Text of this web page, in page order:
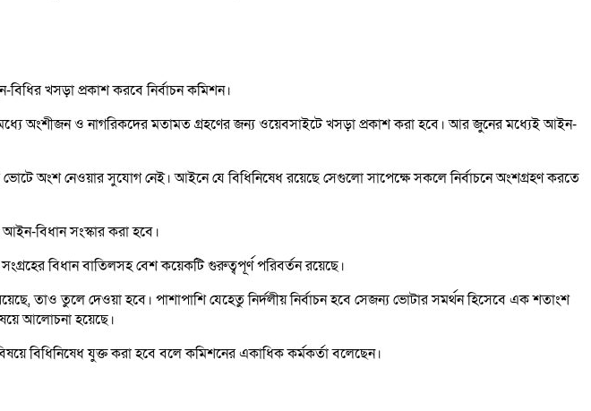
খসড়া প্রকাশ করবে নির্বাচন কমিশন।
অংশীজন ও নাগরিকদের মতামত গ্রহণের জন্য ওয়েবসাইটে খসড়া প্রকাশ করা হবে। আর জুনের মধ্যেই আইন-
অংশ নেওয়ার সুযোগ নেই। আইনে যে বিধিনিষেধ রয়েছে সেগুলো সাপেক্ষে সকলে নির্বাচনে অংশগ্রহণ করতে
আইন-বিধান সংস্কার করা হবে।
সংগ্রহের বিধান বাতিলসহ বেশ কয়েকটি গুরুত্বপূর্ণ পরিবর্তন রয়েছে।
তাও তুলে দেওয়া হবে। পাশাপাশি যেহেতু নির্দলীয় নির্বাচন হবে সেজন্য ভোটার সমর্থন হিসেবে এক শতাংশ
আলোচনা হয়েছে।
বিধিনিষেধ যুক্ত করা হবে বলে কমিশনের একাধিক কর্মকর্তা বলেছেন।